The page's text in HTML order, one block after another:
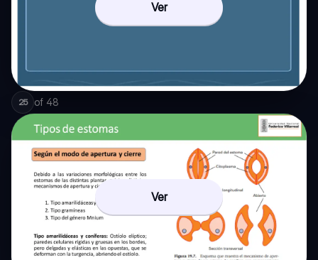
Ver
25 of 48
Ver